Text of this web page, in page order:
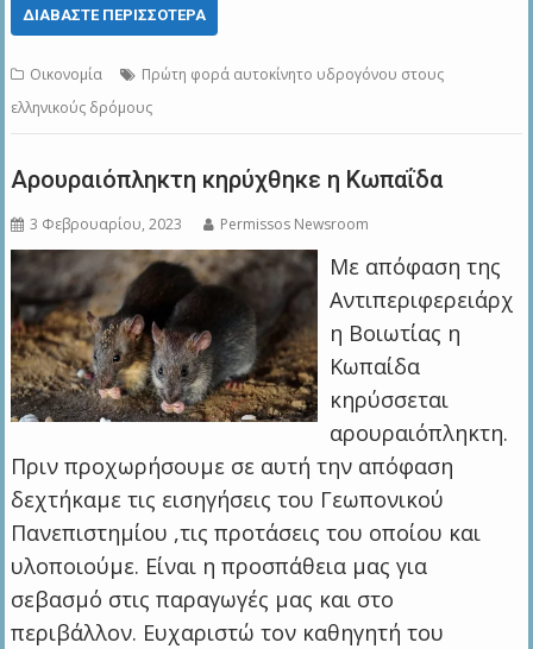
ΔΙΑΒΆΣΤΕ ΠΕΡΙΣΣΌΤΕΡΑ
Οικονομία
Πρώτη φορά αυτοκίνητο υδρογόνου στους
ελληνικούς δρόμους
Αρουραιόπληκτη κηρύχθηκε η Κωπαΐδα
3 Φεβρουαρίου, 2023 Permissos Newsroom
Με απόφαση της
Αντιπεριφερειάρχ
η Βοιωτίας η
Κωπαίδα
κηρύσσεται
αρουραιόπληκτη.
Πριν προχωρήσουμε σε αυτή την απόφαση
δεχτήκαμε τις εισηγήσεις του Γεωπονικού
Πανεπιστημίου ,τις προτάσεις του οποίου και
υλοποιούμε. Είναι η προσπάθεια μας για
σεβασμό στις παραγωγές μας και στο
περιβάλλον. Ευχαριστώ τον καθηγητή του